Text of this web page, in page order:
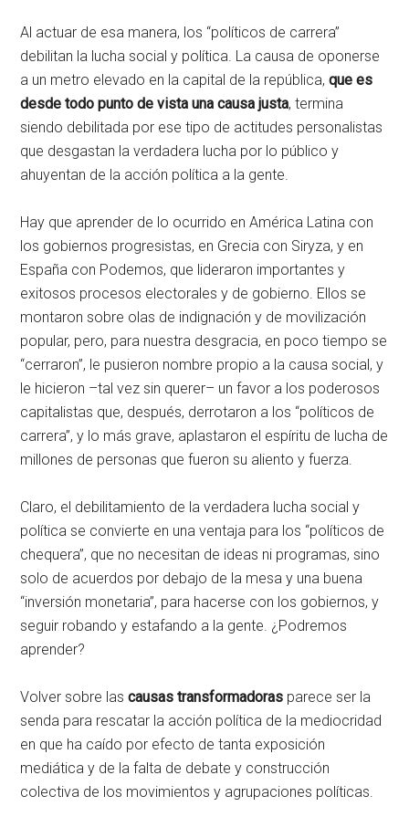
Al actuar de esa manera, los “políticos de carrera”
debilitan la lucha social y política. La causa de oponerse
a un metro elevado en la capital de la república,que es
desde todo punto de vista una causa justa, termina
siendo debilitada por ese tipo de actitudes personalistas
que desgastan la verdadera lucha por lo público y
ahuyentan de la acción política a la gente.
Hay que aprender de lo ocurrido en América Latina con
los gobiernos progresistas, en Grecia con Siryza, y en
España con Podemos, que lideraron importantes y
exitosos procesos electorales y de gobierno. Ellos se
montaron sobre olas de indignación y de movilización
popular, pero, para nuestra desgracia, en poco tiempo se
“cerraron”, le pusieron nombre propio a la causa social, y
le hicieron –tal vez sin querer– un favor a los poderosos
capitalistas que, después, derrotaron a los “políticos de
carrera”, y lo más grave, aplastaron el espíritu de lucha de
millones de personas que fueron su aliento y fuerza.
Claro, el debilitamiento de la verdadera lucha social y
política se convierte en una ventaja para los “políticos de
chequera”, que no necesitan de ideas ni programas, sino
solo de acuerdos por debajo de la mesa y una buena
“inversión monetaria”, para hacerse con los gobiernos, y
seguir robando y estafando a la gente. ¿Podremos
aprender?
Volver sobre lascausas transformadoras parece ser la
senda para rescatar la acción política de la mediocridad
en que ha caído por efecto de tanta exposición
mediática y de la falta de debate y construcción
colectiva de los movimientos y agrupaciones políticas.